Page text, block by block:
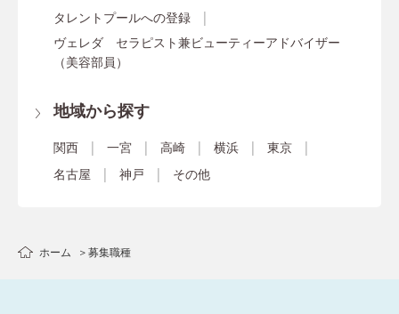
タレントプールへの登録
ヴェレダ セラピスト兼ビューティーアドバイザー
（美容部員）
地域から探す
関西 一宮 高崎 横浜
東京
名古屋
神戸 その他
ホーム 募集職種